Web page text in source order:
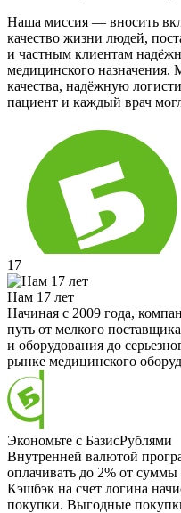
Наша миссия — вносить
качество жизни людей,
и частным клиентам
медицинского назначения.
качества, надёжную
пациент и каждый врач
17
Нам 17 лет
Начиная с 2009 года,
путь от мелкого
и оборудования до
рынке медицинского
Экономьте с БазисРублями
Внутренней валютой
оплачивать до 2% от суммы
Кэшбэк на счет логина
покупки. Выгодные